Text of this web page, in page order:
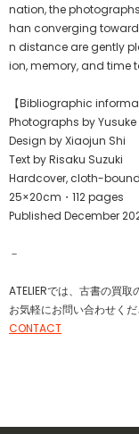
nation, the
han converging
n distance are gently
ion, memory, and time
【Bibliographic
Photographs by Yusuke
Design by Xiaojun Shi
Text by Risaku Suzuki
Hardcover, cloth-
25×20cm・112 pages
Published December
－
ATELIERでは、古書の買
お気軽にお問い合わせくだ
CONTACT